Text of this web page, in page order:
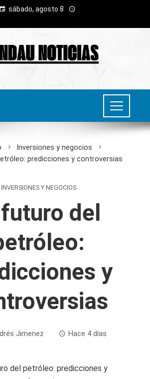
sábado, agosto 8
Inversiones y negocios
predicciones y controversias
INVERSIONES Y NEGOCIOS
del
y
Jimenez Hace 4 días